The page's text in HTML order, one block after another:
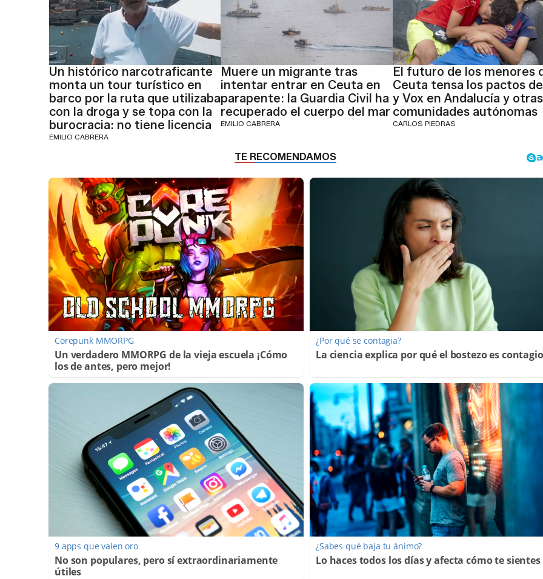
Un histórico narcotraficante
monta un tour turístico en
barco por la ruta que utilizaba
con la droga y se topa con la
burocracia: no tiene licencia
EMILIO CABRERA
Muere un migrante tras
intentar entrar en Ceuta en
parapente: la Guardia Civil ha
recuperado el cuerpo del mar
EMILIO CABRERA
El futuro de los menores
Ceuta tensa los pactos
y Vox en Andalucía y otras
comunidades autónomas
CARLOS PIEDRAS
Corepunk MMORPG
Un verdadero MMORPG de la vieja escuela ¡Cómo
los de antes, pero mejor!
¿Por qué se contagia?
La ciencia explica por qué el bostezo es
9 apps que valen oro
No son populares, pero sí extraordinariamente
útiles
¿Sabes qué baja tu ánimo?
Lo haces todos los días y afecta cómo te sientes